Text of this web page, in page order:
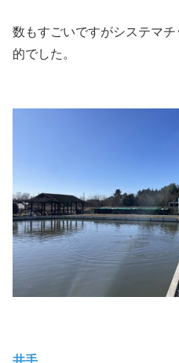
数もすごいですがシステマ
的でした。